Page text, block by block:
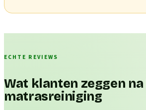
ECHTE REVIEWS
Wat klanten zeggen na
matrasreiniging